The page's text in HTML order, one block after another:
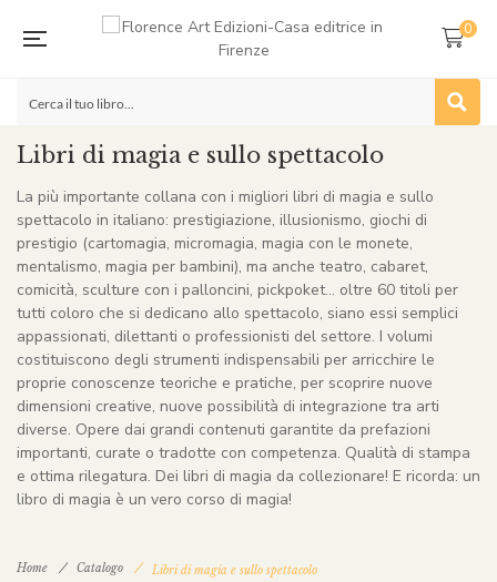
0
Libri di magia e sullo spettacolo
La più importante collana con i migliori libri di magia e sullo
spettacolo in italiano: prestigiazione, illusionismo, giochi di
prestigio (cartomagia, micromagia, magia con le monete,
mentalismo, magia per bambini), ma anche teatro, cabaret,
comicità, sculture con i palloncini, pickpoket… oltre 60 titoli per
tutti coloro che si dedicano allo spettacolo, siano essi semplici
appassionati, dilettanti o professionisti del settore. I volumi
costituiscono degli strumenti indispensabili per arricchire le
proprie conoscenze teoriche e pratiche, per scoprire nuove
dimensioni creative, nuove possibilità di integrazione tra arti
diverse. Opere dai grandi contenuti garantite da prefazioni
importanti, curate o tradotte con competenza. Qualità di stampa
e ottima rilegatura. Dei libri di magia da collezionare! E ricorda: un
libro di magia è un vero corso di magia!
Home Catalogo Libri di magia e sullo spettacolo